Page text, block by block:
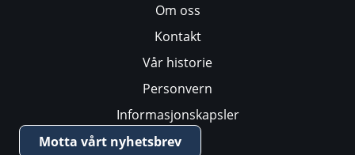
Om oss
Kontakt
Vår historie
Personvern
Informasjonskapsler
Motta vårt nyhetsbrev